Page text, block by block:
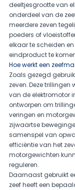
deeltjesgrootte van
onderdeel van de
meerdere zeven
poeders of
elkaar te scheiden
eindproduct te
Hoe werkt een
Zoals gezegd
zeven. Deze
van de elektromotor
ontworpen om
veringen en
zijwaartse
samenspel van
efficiëntie van het
motorgewichten
reguleren.
Daarnaast gebruikt
zeef heeft een